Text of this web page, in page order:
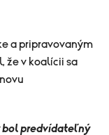
a pripravovaným
že v koalícii sa
bol predvídateľný